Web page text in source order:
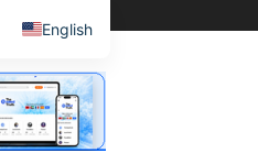
English